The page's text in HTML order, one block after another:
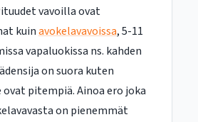
vavoilla ovat
kuinavokelavavoissa, 5-11
vapaluokissa ns. kahden
on suora kuten
ovat pitempiä. Ainoa ero joka
on pienemmät